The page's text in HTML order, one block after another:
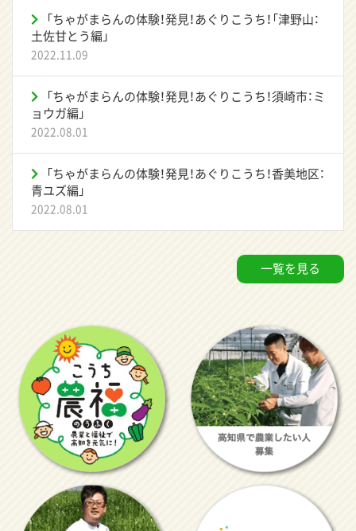
「ちゃがまらんの体験！発見！あぐりこうち！「津野山：
土佐甘とう編」
2022.11.09
「ちゃがまらんの体験！発見！あぐりこうち！須崎市：ミ
ョウガ編」
2022.08.01
「ちゃがまらんの体験！発見！あぐりこうち！香美地区：
青ユズ編」
2022.08.01
一覧を見る